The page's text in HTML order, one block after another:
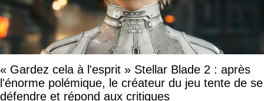
« Gardez cela à l'esprit » Stellar Blade 2 : après
l'énorme polémique, le créateur du jeu tente de se
défendre et répond aux critiques